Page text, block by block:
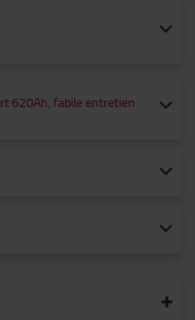
620Ah, fabile entretien